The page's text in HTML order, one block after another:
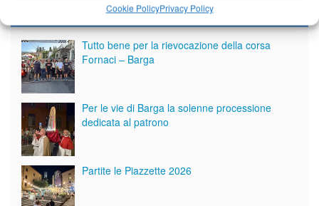
Cookie PolicyPrivacy Policy
Giornale di Barga Tv
Tutto bene per la rievocazione della corsa
Fornaci – Barga
Per le vie di Barga la solenne processione
dedicata al patrono
Partite le Piazzette 2026